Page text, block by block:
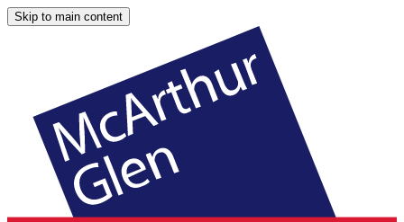
Skip to main content